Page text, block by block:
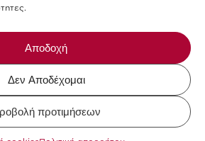
Αποδοχή
Δεν Αποδέχομαι
προτιμήσεων
Policy
Food Safety
by